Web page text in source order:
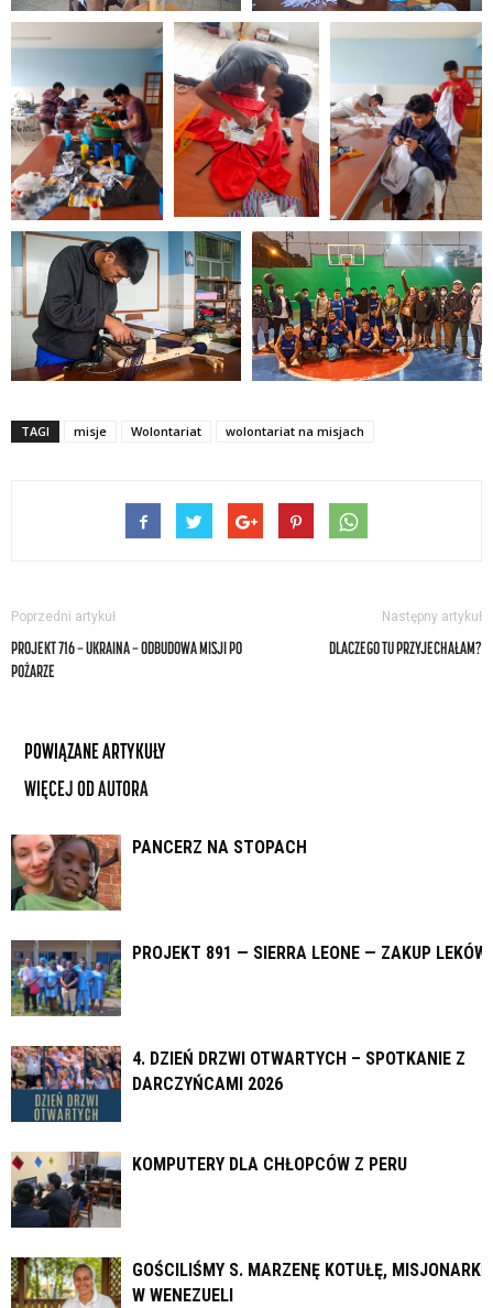
TAGI misje Wolontariat wolontariat na misjach
Poprzedni artykuł
PROJEKT 716 — UKRAINA — ODBUDOWA MISJI PO
POŻARZE
Następny artykuł
DLACZEGO TU PRZYJECHAŁAM?
POWIĄZANE ARTYKUŁY
WIĘCEJ OD AUTORA
PANCERZ NA STOPACH
PROJEKT 891 — SIERRA LEONE — ZAKUP LEKÓW
4. DZIEŃ DRZWI OTWARTYCH – SPOTKANIE Z
DARCZYŃCAMI 2026
KOMPUTERY DLA CHŁOPCÓW Z PERU
GOŚCILIŚMY S. MARZENĘ KOTUŁĘ, MISJONARKĘ
W WENEZUELI